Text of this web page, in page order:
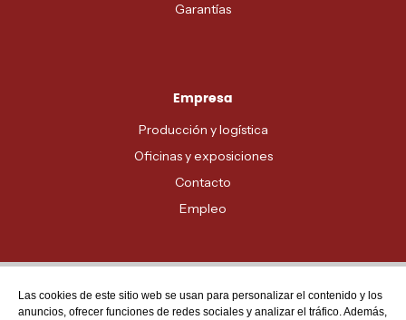
Garantías
Empresa
Producción y logística
Oficinas y exposiciones
Contacto
Empleo
Atención al cliente
Las cookies de este sitio web se usan para personalizar el contenido y los
anuncios, ofrecer funciones de redes sociales y analizar el tráfico. Además,